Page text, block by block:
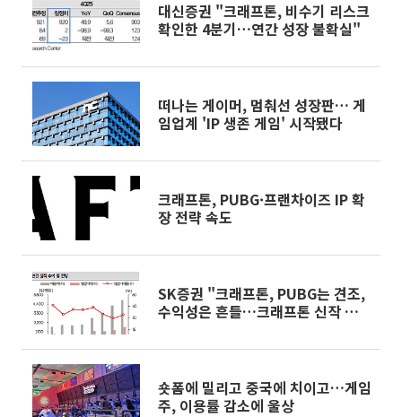
대신증권 "크래프톤, 비수기 리스크
확인한 4분기…연간 성장 불확실"
떠나는 게이머, 멈춰선 성장판… 게
임업계 'IP 생존 게임' 시작됐다
크래프톤, PUBG·프랜차이즈 IP 확
장 전략 속도
SK증권 "크래프톤, PUBG는 견조,
수익성은 흔들…크래프톤 신작 성과
숏폼에 밀리고 중국에 치이고…게임
주, 이용률 감소에 울상